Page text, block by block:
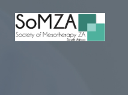
links
primary